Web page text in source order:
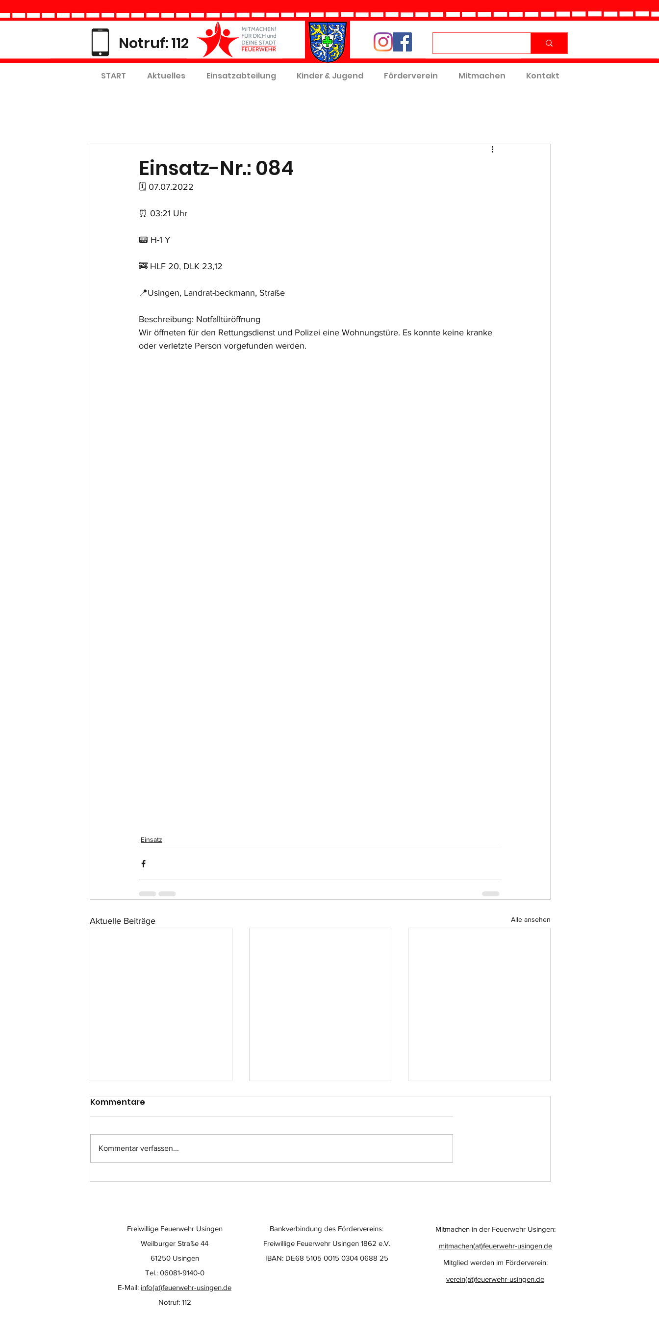
Notruf: 112
START Aktuelles Einsatzabteilung Kinder & Jugend Förderverein Mitmachen Kontakt
Einsatz-Nr.: 084
🗓 07.07.2022
⏰ 03:21 Uhr
📟 H-1 Y
🚒 HLF 20, DLK 23,12
📍Usingen, Landrat-beckmann, Straße
Beschreibung: Notfalltüröffnung
Wir öffneten für den Rettungsdienst und Polizei eine Wohnungstüre. Es konnte keine kranke
oder verletzte Person vorgefunden werden.
Einsatz
Aktuelle Beiträge Alle ansehen
Einsatz-Nr.: 057
Kommentare
Kommentar verfassen...
Bankverbindung des Fördervereins:
Freiwillige Feuerwehr Usingen 1862 e.V.
IBAN: DE68 5105 0015 0304 0688 25
Freiwillige Feuerwehr Usingen
Weilburger Straße 44
61250 Usingen
Tel.: 06081-9140-0
E-Mail: info(at)feuerwehr-usingen.de
Notruf: 112
Mitmachen in der Feuerwehr Usingen:
mitmachen(at)feuerwehr-usingen.de
Mitglied werden im Förderverein:
verein(at)feuerwehr-usingen.de